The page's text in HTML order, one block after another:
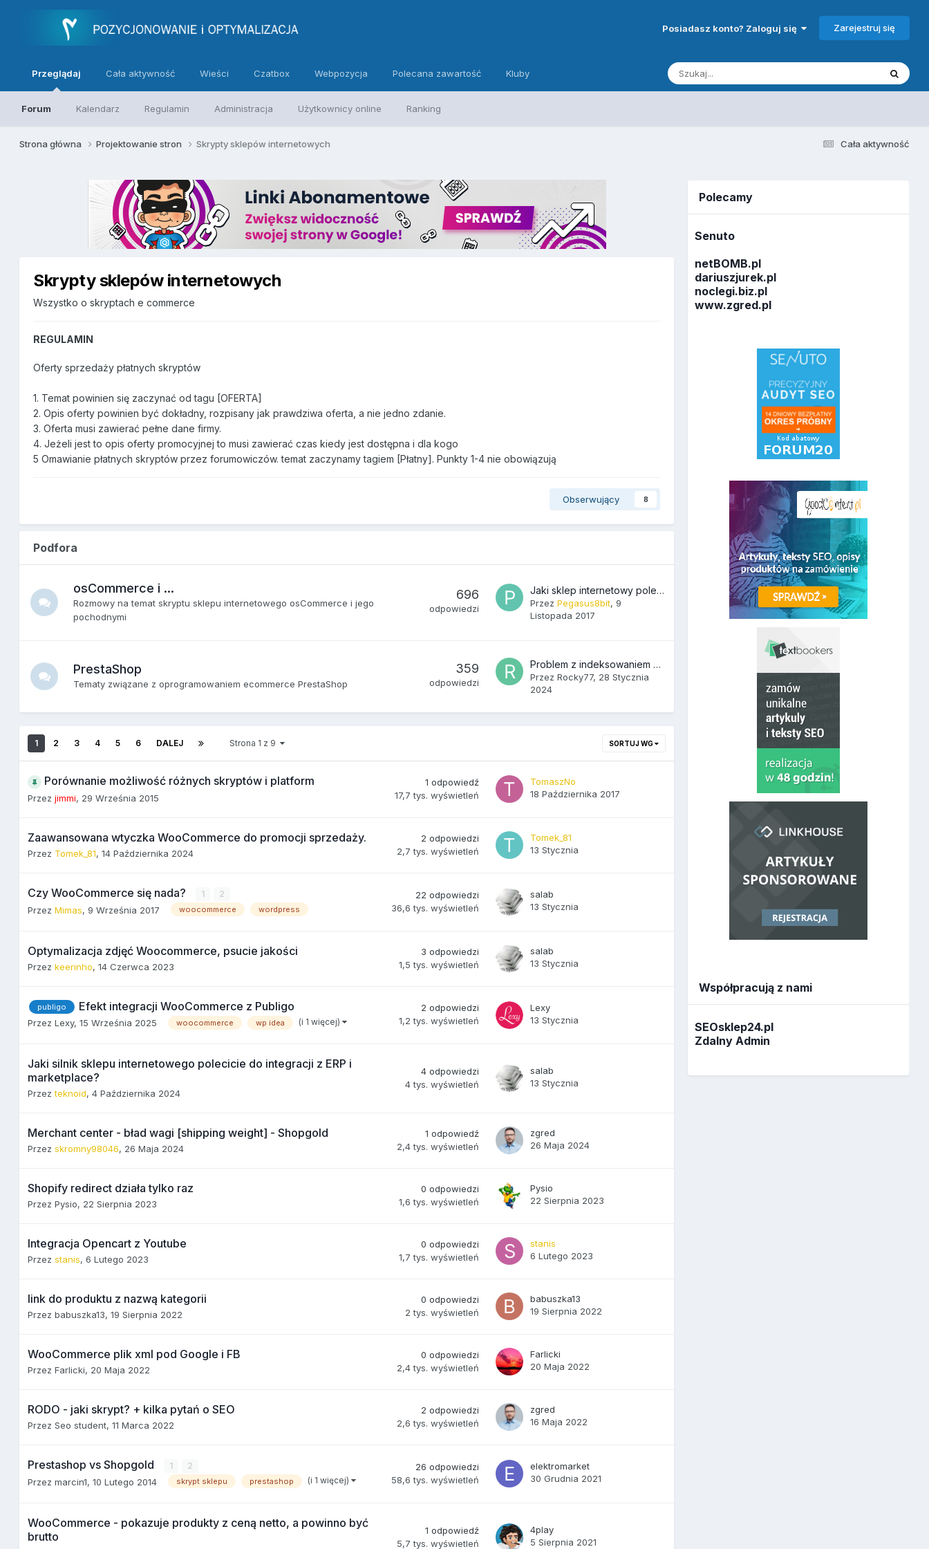
Posiadasz konto? Zaloguj się Zarejestruj się
Przeglądaj
Forum Kalendarz Regulamin Administracja Użytkownicy online Ranking
Cała aktywność Wieści Czatbox Webpozycja Polecana zawartość Kluby
Cała aktywność
Strona główna Projektowanie stron Skrypty sklepów internetowych
Skrypty sklepów internetowych
Wszystko o skryptach e commerce
REGULAMIN
Oferty sprzedaży płatnych skryptów
1. Temat powinien się zaczynać od tagu [OFERTA]
2. Opis oferty powinien być dokładny, rozpisany jak prawdziwa oferta, a nie jedno zdanie.
3. Oferta musi zawierać pełne dane firmy.
4. Jeżeli jest to opis oferty promocyjnej to musi zawierać czas kiedy jest dostępna i dla kogo
5 Omawianie płatnych skryptów przez forumowiczów. temat zaczynamy tagiem [Płatny]. Punkty 1-4 nie obowiązują
Obserwujący 8
Podfora
osCommerce i ...
Rozmowy na temat skryptu sklepu internetowego osCommerce i jego
pochodnymi
696
odpowiedzi
Jaki sklep internetowy polecacie ?
PrzezPegasus8bit, 9
Listopada 2017
PrestaShop
Tematy związane z oprogramowaniem ecommerce PrestaShop
359
odpowiedzi
Problem z indeksowaniem Presty 8 w Google - indeksuje stronę główną i nic więcej
PrzezRocky77, 28 Stycznia
2024
SORTUJ WG
1 2 3 4 5 6 DALEJ Strona 1 z 9
Porównanie możliwość różnych skryptów i platform
Przezjimmi, 29 Września 2015
1 odpowiedź
17,7 tys. wyświetleń
TomaszNo
18 Października 2017
Zaawansowana wtyczka WooCommerce do promocji sprzedaży.
Przez Tomek_81,14 Października 2024
2 odpowiedzi
2,7 tys. wyświetleń
Tomek_81
13 Stycznia
Czy WooCommerce się nada? 1 2
PrzezMimas, 9 Września 2017 woocommerce wordpress
22 odpowiedzi
36,6 tys. wyświetleń
salab
13 Stycznia
Optymalizacja zdjęć Woocommerce, psucie jakości
Przezkeerinho,14 Czerwca 2023
3 odpowiedzi
1,5 tys. wyświetleń
salab
13 Stycznia
publigo Efekt integracji WooCommerce z Publigo
PrzezLexy,15 Września 2025 woocommerce wp idea (i 1 więcej)
2 odpowiedzi
1,2 tys. wyświetleń
Lexy
13 Stycznia
Jaki silnik sklepu internetowego polecicie do integracji z ERP i
marketplace?
Przezteknoid,4 Października 2024
4 odpowiedzi
4 tys. wyświetleń
salab
13 Stycznia
Merchant center - bład wagi [shipping weight] - Shopgold
Przezskromny98046, 26 Maja 2024
1 odpowiedź
2,4 tys. wyświetleń
zgred
26 Maja 2024
Shopify redirect działa tylko raz
PrzezPysio, 22 Sierpnia 2023
0 odpowiedzi
1,6 tys. wyświetleń
Pysio
22 Sierpnia 2023
Integracja Opencart z Youtube
Przezstanis,6 Lutego 2023
0 odpowiedzi
1,7 tys. wyświetleń
stanis
6 Lutego 2023
link do produktu z nazwą kategorii
Przezbabuszka13,19 Sierpnia 2022
0 odpowiedzi
2 tys. wyświetleń
babuszka13
19 Sierpnia 2022
WooCommerce plik xml pod Google i FB
PrzezFarlicki, 20 Maja 2022
0 odpowiedzi
2,4 tys. wyświetleń
Farlicki
20 Maja 2022
RODO - jaki skrypt? + kilka pytań o SEO
PrzezSeo student,11 Marca 2022
2 odpowiedzi
2,6 tys. wyświetleń
zgred
16 Maja 2022
Prestashop vs Shopgold 1 2
Przezmarcin1,10 Lutego 2014 skrypt sklepu prestashop (i 1 więcej)
26 odpowiedzi
58,6 tys. wyświetleń
elektromarket
30 Grudnia 2021
WooCommerce - pokazuje produkty z ceną netto, a powinno być
brutto
1 odpowiedź
5,7 tys. wyświetleń
4play
5 Sierpnia 2021
Polecamy
Senuto
netBOMB.pl
dariuszjurek.pl
noclegi.biz.pl
www.zgred.pl
Współpracują z nami
SEOsklep24.pl
Zdalny Admin